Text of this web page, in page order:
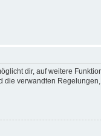
dir, auf weitere
verwandten